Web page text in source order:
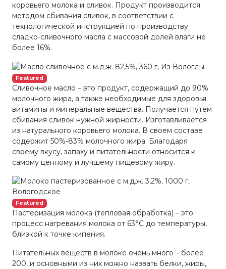
коровьего молока и сливок. Продукт производится
методом сбивания сливок, в соответствии с
технологической инструкцией по производству
сладко-сливочного масла с массовой долей влаги не
более 16%.
Featured
Сливочное масло – это продукт, содержащий до 90%
молочного жира, а также необходимые для здоровья
витамины и минеральные вещества. Получается путем
сбивания сливок нужной жирности. Изготавливается
из натурального коровьего молока. В своем составе
содержит 50%-83% молочного жира. Благодаря
своему вкусу, запаху и питательности относится к
самому ценному и лучшему пищевому жиру.
Featured
Пастеризация молока (тепловая обработка) – это
процесс нагревания молока от 63°С до температуры,
близкой к точке кипения.
Питательных веществ в молоке очень много – более
200, и основными из них можно назвать белки, жиры,